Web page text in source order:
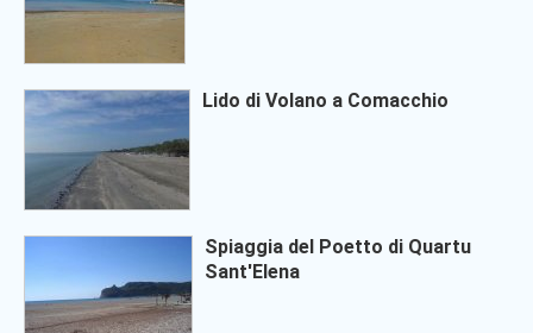
Lido di Volano a Comacchio
Spiaggia del Poetto di Quartu
Sant'Elena